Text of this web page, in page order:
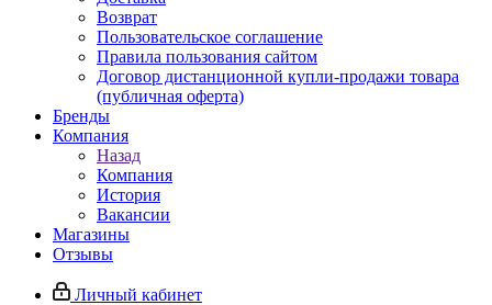
Возврат
Пользовательское соглашение
Правила пользования сайтом
Договор дистанционной купли-продажи товара
(публичная оферта)
Бренды
Компания
Назад
Компания
История
Вакансии
Магазины
Отзывы
Личный кабинет